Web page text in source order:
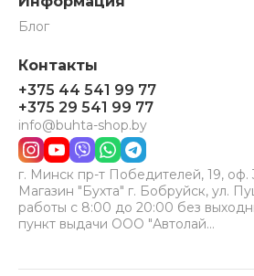
Блог
Контакты
+375 44 541 99 77
+375 29 541 99 77
info@buhta-shop.by
г. Минск пр-т Победителей, 19, оф.
Магазин "Бухта" г. Бобруйск, ул.
работы с 8:00 до 20:00 без
пункт выдачи ООО "Автолай…